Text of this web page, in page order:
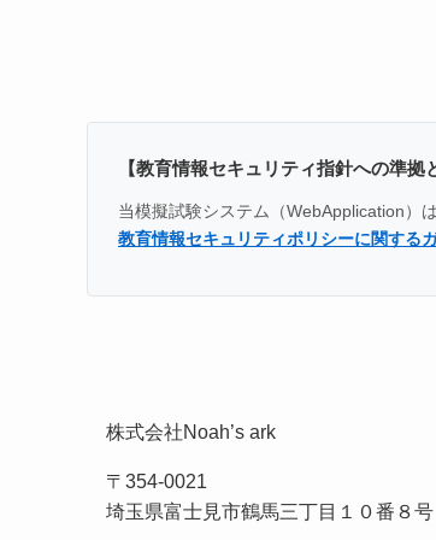
【教育情報セキュリティ指針への準拠
当模擬試験システム（WebApplication）
教育情報セキュリティポリシーに関する
株式会社Noah’s ark
〒354-0021
埼玉県富士見市鶴馬三丁目１０番８号